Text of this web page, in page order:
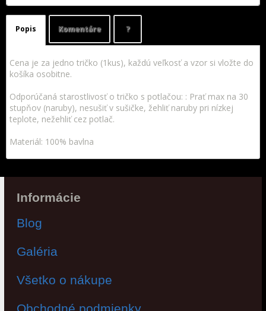
Popis Komentáre ?
Cena je za jedno tričko (1kus), každú veľkosť a vzor si vložte do
košíka osobitne.
Odporúčaná starostlivosť o tričko s potlačou: : Prať max na 30
stupňov (naruby), nesušiť v sušičke, žehliť naruby pri nízkej
teplote, nežehliť cez potlač.
Materiál: 100% bavlna
Informácie
Blog
Galéria
Všetko o nákupe